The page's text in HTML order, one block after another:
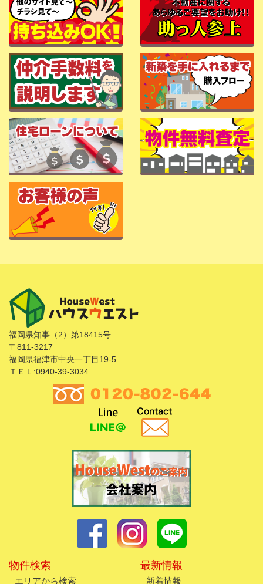
福岡県知事（2）第18415号
〒811-3217
福岡県福津市中央一丁目19-5
ＴＥＬ:0940-39-3034
物件検索
エリアから検索
最新情報
新着情報